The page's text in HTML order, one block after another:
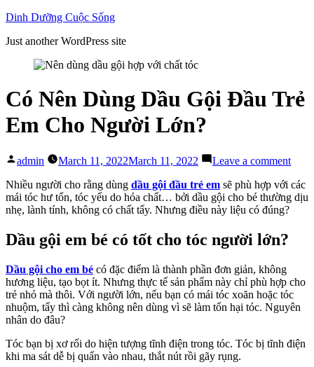
Skip
content
Dinh Dưỡng Cuộc Sống
Just another WordPress site
Có Nên Dùng Dầu Gội Đầu Trẻ
Em Cho Người Lớn?
Posted
admin March 11, 2022March 11, 2022 Leave a commenton
Nên
Lớn?
Nhiều người cho rằng dùng dầu gội đầu trẻ em sẽ phù hợp với các
mái tóc hư tổn, tóc yếu do hóa chất… bởi dầu gội cho bé thường dịu
nhẹ, lành tính, không có chất tẩy. Nhưng điều này liệu có đúng?
Dầu gội em bé có tốt cho tóc người lớn?
Dầu gội cho em bé có đặc điểm là thành phần đơn giản, không
hương liệu, tạo bọt ít. Nhưng thực tế sản phẩm này chỉ phù hợp cho
trẻ nhỏ mà thôi. Với người lớn, nếu bạn có mái tóc xoăn hoặc tóc
nhuộm, tẩy thì càng không nên dùng vì sẽ làm tổn hại tóc. Nguyên
nhân do đâu?
Tóc bạn bị xơ rối do hiện tượng tĩnh điện trong tóc. Tóc bị tĩnh điện
khi ma sát dễ bị quấn vào nhau, thắt nút rồi gãy rụng.